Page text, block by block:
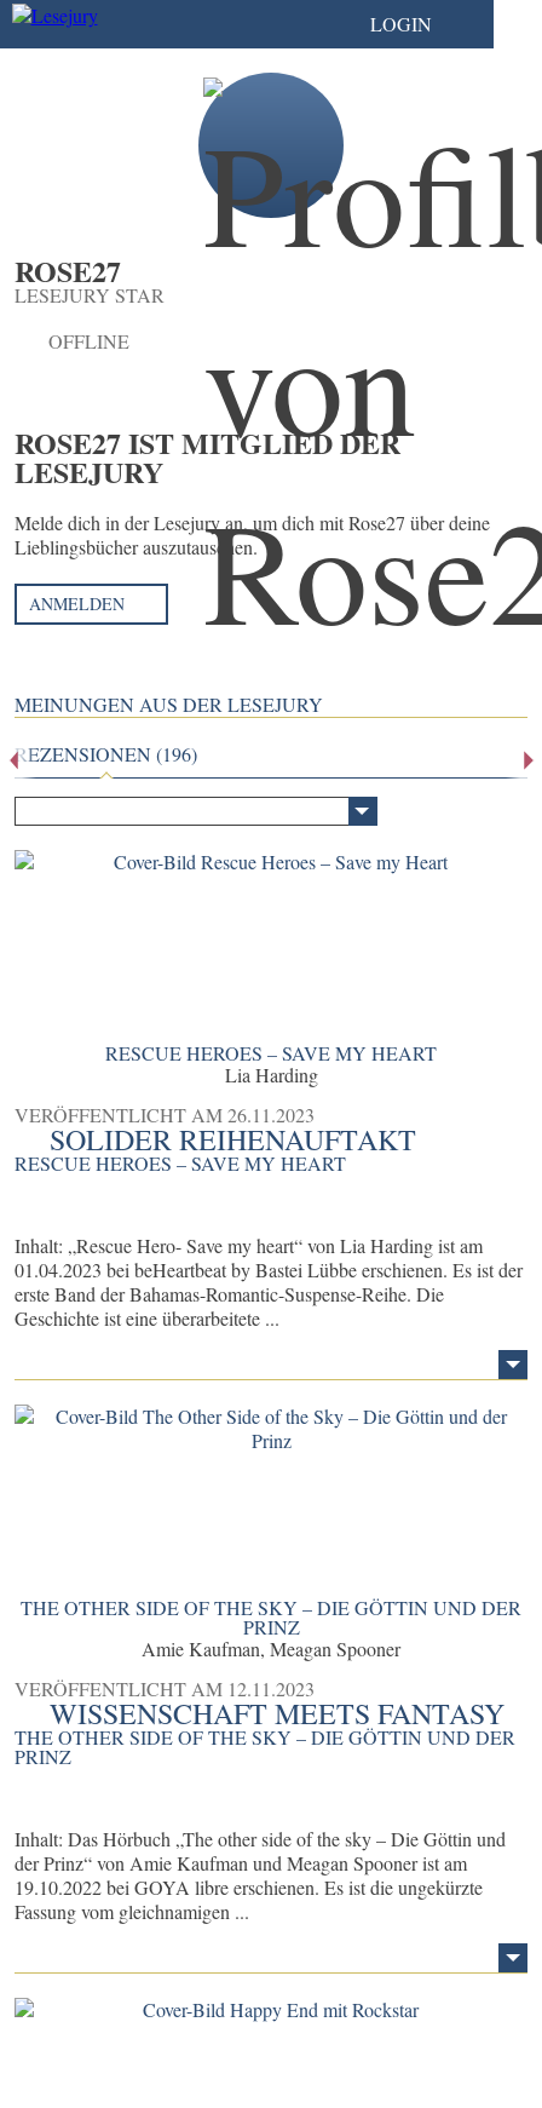
LOGIN
ROSE27
LESEJURY STAR
OFFLINE
ROSE27 IST MITGLIED DER
LESEJURY
Melde dich in der Lesejury an, um dich mit Rose27 über deine
Lieblingsbücher auszutauschen.
ANMELDEN
MEINUNGEN AUS DER LESEJURY
REZENSIONEN (196)
RESCUE HEROES – SAVE MY HEART
Lia Harding
VERÖFFENTLICHT AM26.11.2023
SOLIDER REIHENAUFTAKT
RESCUE HEROES – SAVE MY HEART
Inhalt: „Rescue Hero- Save my heart“ von Lia Harding ist am
01.04.2023 bei beHeartbeat by Bastei Lübbe erschienen. Es ist der
erste Band der Bahamas-Romantic-Suspense-Reihe. Die
Geschichte ist eine überarbeitete ...
THE OTHER SIDE OF THE SKY – DIE GÖTTIN UND DER
PRINZ
Amie Kaufman, Meagan Spooner
VERÖFFENTLICHT AM 12.11.2023
WISSENSCHAFT MEETS FANTASY
THE OTHER SIDE OF THE SKY – DIE GÖTTIN UND DER
PRINZ
Inhalt: Das Hörbuch „The other side of the sky – Die Göttin und
der Prinz“ von Amie Kaufman und Meagan Spooner ist am
19.10.2022 bei GOYA libre erschienen. Es ist die ungekürzte
Fassung vom gleichnamigen ...